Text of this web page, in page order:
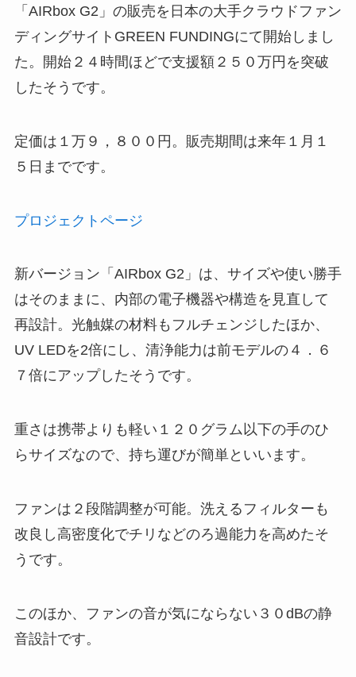
「AIRbox G2」の販売を日本の大手クラウドファン
ディングサイトGREEN FUNDINGにて開始しまし
た。開始２４時間ほどで支援額２５０万円を突破
したそうです。
定価は１万９，８００円。販売期間は来年１月１
５日までです。
プロジェクトページ
新バージョン「AIRbox G2」は、サイズや使い勝手
はそのままに、内部の電子機器や構造を見直して
再設計。光触媒の材料もフルチェンジしたほか、
UV LEDを2倍にし、清浄能力は前モデルの４．６
７倍にアップしたそうです。
重さは携帯よりも軽い１２０グラム以下の手のひ
らサイズなので、持ち運びが簡単といいます。
ファンは２段階調整が可能。洗えるフィルターも
改良し高密度化でチリなどのろ過能力を高めたそ
うです。
このほか、ファンの音が気にならない３０dBの静
音設計です。